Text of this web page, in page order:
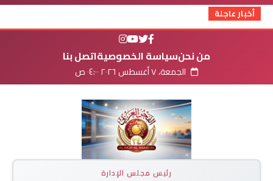
أخبار عاجلة
من نحنسياسة الخصوصيةاتصل بنا
الجمعة، ٧ أغسطس ٢٠٢٦ ٠٤:٠٠ ص
رئيس مجلس الإدارة